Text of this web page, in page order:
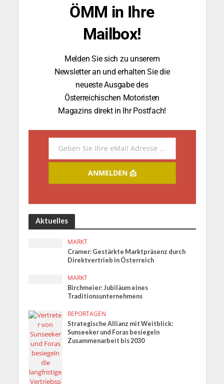
ÖMM in Ihre
Mailbox!
Melden Sie sich zu unserem
Newsletter an und erhalten Sie die
neueste Ausgabe des
Österreichischen Motoristen
Magazins direkt in Ihr Postfach!
Email Geben Sie Ihre eMail Adresse ein.
ANMELDEN 📩
Aktuelles
MARKT
Cramer: Gestärkte Marktpräsenz durch
Direktvertrieb in Österreich
MARKT
Birchmeier: Jubiläum eines
Traditionsunternehmens
REPORTAGEN
Strategische Allianz mit Weitblick:
Sunseeker und Foras besiegeln
Zusammenarbeit bis 2030